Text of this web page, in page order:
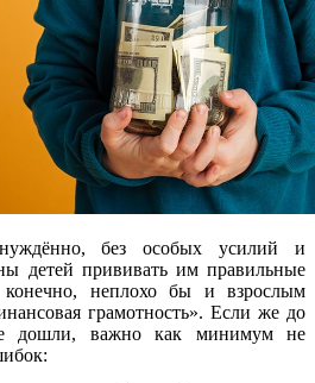
без особых усилий и
детей прививать им правильные
неплохо бы и взрослым
грамотность». Если же до
дошли, важно как минимум не